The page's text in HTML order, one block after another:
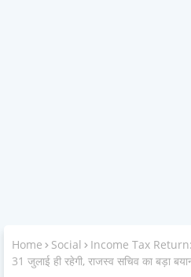
Home Social
Income Tax Return:
31 जुलाई ही रहेगी, राजस्व सचिव का बड़ा